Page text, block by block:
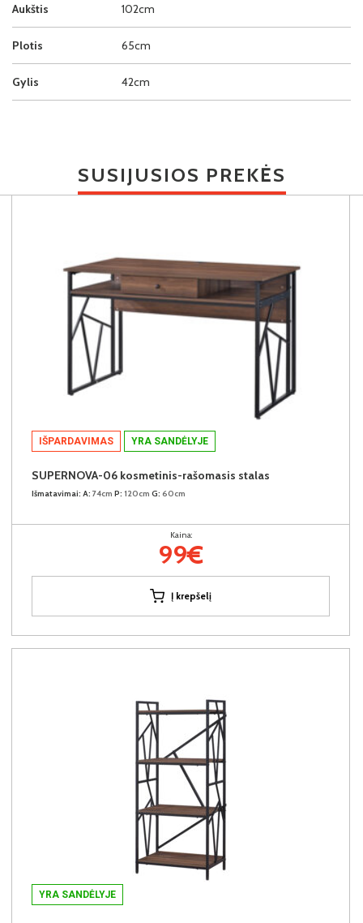
Aukštis 102cm
Plotis 65cm
Gylis 42cm
SUSIJUSIOS PREKĖS
IŠPARDAVIMAS YRA SANDĖLYJE
SUPERNOVA-06 kosmetinis-rašomasis stalas
Išmatavimai: A: 74cm P: 120cm G: 60cm
Kaina:
99€
Į krepšelį
YRA SANDĖLYJE